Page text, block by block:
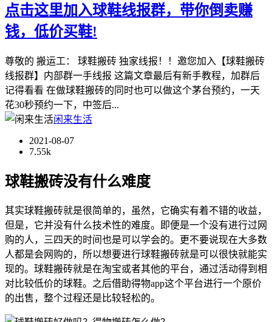
点击这里加入球鞋线报群，带你倒卖赚
钱，低价买鞋!
尊敬的 搬运工： 球鞋搬砖 独家线报！！邀您加入【球鞋搬砖
线报群】内部群一手线报 这篇文章最后有新手教程，加群后
记得看看 在做球鞋搬砖的同时也可以做这个茅台预约，一天
花30秒预约一下，中签后...
闲来生活
2021-08-07
7.55k
球鞋搬砖没有什么难度
其实球鞋搬砖就是很简单的，虽然，它确实有着不错的收益，
但是，它并没有什么技术性的难度。即便是一个没有进行过网
购的人，三四天的时间也是可以学会的。更不要说现在大多数
人都是会网购的，所以想要进行球鞋搬砖就是可以很快就能实
现的。球鞋搬砖就是在淘宝或者其他的平台，通过活动得到相
对比较低价的球鞋。之后借助得物app这个平台进行一个原价
的出售，整个过程还是比较轻松的。